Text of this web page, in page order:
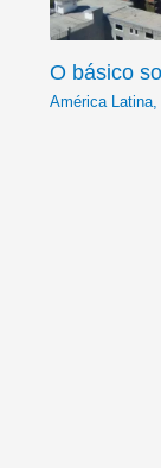
O básico
América Latina,